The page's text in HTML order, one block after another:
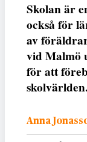
Skolan är
också för
av
vid Malmö
för att
skolvärlden.
Anna